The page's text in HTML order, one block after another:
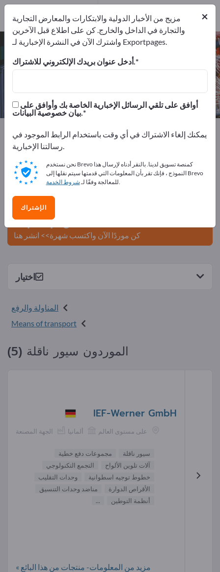
سيور ناقلة – اعثر على الشركات
المصنعة والموردين
5
5
Exportpages آلات ومعدات المناولة والرفع سيور ناقلة
أعلن مجانًا على Exportpages!
الاحتياجات – العروض – السلع المستعملة – جهات الاتصال
التجارية >> ابدأ من هنا
انشر شركتك ومنتجاتك على
Exportpages.
كن موردًا الآن واكتسب شهرة>> انشر هنا
اختيار
المناولة والرفع
Means of transport
الموردون سيور ناقلة (5)
IEF-Werner GmbH
الجهة المصنعة ألمانيا على مستوى العالم
سيور ناقلة
مجموعات دفع خطية
آلات تلوين الألواح
التجمع التكنولوجي
خطوط توجيه اسطوانية
وحدات التقليب
الأقراص الدوارة
مناضد وحدات التنسيق
أنظمة التوطين
...
مزيد من المعلومات- منتجات من هذا البائع »
×
مزيج من الأخبار الدولية والابتكارات والمعارض التجارية
والتجارة في الداخل والخارج. كن على اطلاع قبل الآخرين
واشترك الآن في النشرة الإخبارية لـ Exportpages.
أدخل عنوان بريدك الإلكتروني للاشتراك.
بيان خصوصية البيانات.
يمكنك إلغاء الاشتراك في أي وقت باستخدام الرابط الموجود في
رسالتنا الإخبارية.
نحن نستخدم Brevo كمنصة تسويق لدينا. بالنقر أدناه لإرسال هذا
النموذج ، فإنك تقر بأن المعلومات التي قدمتها سيتم نقلها إلى Brevo
للمعالجة وفقًا لـشروط الخدمة .
الإشتراك